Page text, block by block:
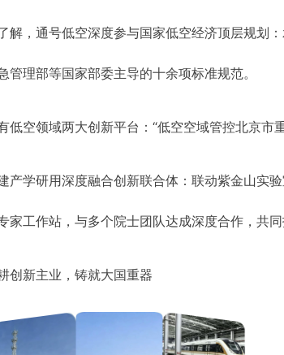
解，通号低空深度参与国家低空经济顶层规划
管理部等国家部委主导的十余项标准规范。
低空领域两大创新平台：“低空空域管控北京市
产学研用深度融合创新联合体：联动紫金山实
家工作站，与多个院士团队达成深度合作，共同
创新主业，铸就大国重器